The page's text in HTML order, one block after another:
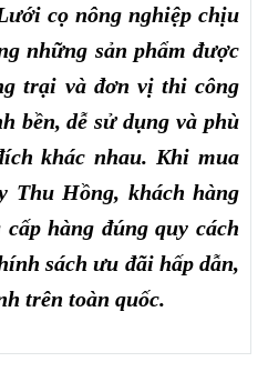
cọ nông nghiệp chịu
những sản phẩm được
trại và đơn vị thi công
bền, dễ sử dụng và phù
khác nhau. Khi mua
Thu Hồng, khách hàng
hàng đúng quy cách
sách ưu đãi hấp dẫn,
trên toàn quốc.